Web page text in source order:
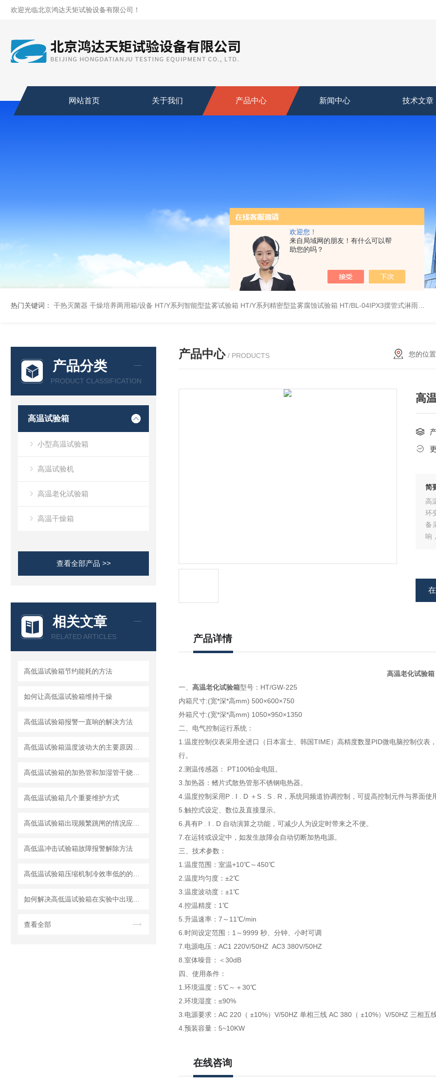
欢迎您！
来自局域网的朋友！有什么可以帮
助您的吗？
欢迎光临北京鸿达天矩试验设备有限公司！
网站首页 关于我们 产品中心 新闻中心 技术文章
热门关键词： 干热灭菌器 干燥培养两用箱/设备 HT/Y系列智能型盐雾试验箱 HT/Y系列精密型盐雾腐蚀试验箱 HT/BL-04IPX3摆管式淋雨试验机
产品分类
PRODUCT CLASSIFICATION
高温试验箱
小型高温试验箱
高温试验机
高温老化试验箱
高温干燥箱
查看全部产品 >>
相关文章
RELATED ARTICLES
高低温试验箱节约能耗的方法
如何让高低温试验箱​维持干燥
高低温试验箱报警一直响的解决方法
高低温试验箱几个重要维护方式
高低温冲击试验箱故障报警解除方法
查看全部
产品中心 / PRODUCTS 您的位
高
简
高
环
备
响
产品详情
高温老化试验箱
一、 高温老化试验箱型号：HT/GW-225
内箱尺寸:(宽*深*高mm) 500×600×750
外箱尺寸:(宽*深*高mm) 1050×950×1350
二、电气控制运行系统：
1.温度控制仪表采用全进口（日本富士、韩国TIME）高精度数显PID微电脑控制仪
行。
2.测温传感器： PT100铂金电阻。
3.加热器：鳍片式散热管形不锈钢电热器。
4.温度控制采用P . I . D ＋S . S . R，系统同频道协调控制，可提高控制元件与界面使
5.触控式设定、数位及直接显示。
6.具有P . I . D 自动演算之功能，可减少人为设定时带来之不便。
7.在运转或设定中，如发生故障会自动切断加热电源。
三、技术参数：
1.温度范围：室温+10℃～450℃
2.温度均匀度：±2℃
3.温度波动度：±1℃
4.控温精度：1℃
5.升温速率：7～11℃/min
6.时间设定范围：1～9999 秒、分钟、小时可调
7.电源电压：AC1 220V/50HZ AC3 380V/50HZ
8.室体噪音：＜30dB
四、使用条件：
1.环境温度：5℃～＋30℃
2.环境湿度：≤90%
3.电源要求：AC 220（ ±10%）V/50HZ 单相三线 AC 380（ ±10%）V/50HZ 三相五
4.预装容量：5~10KW
在线咨询